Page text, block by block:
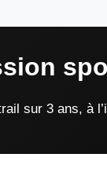
sur 3 ans, à